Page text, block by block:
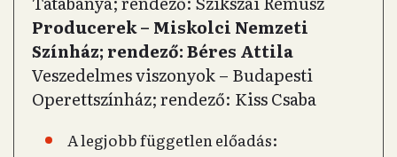
Producerek – Miskolci Nemzeti
Színház; rendező: Béres Attila
Veszedelmes viszonyok – Budapesti
Operettszínház; rendező: Kiss Csaba
A legjobb független előadás: